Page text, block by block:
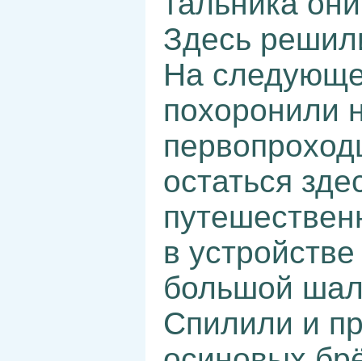
Здесь
На
похоронили
остаться
в
большой
Спилили и